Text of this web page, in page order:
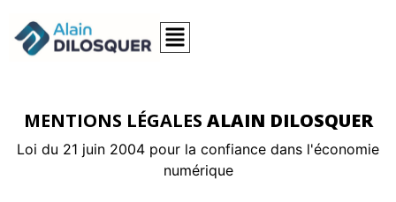
MENTIONS LÉGALES ALAIN DILOSQUER
Loi du 21 juin 2004 pour la confiance dans l'économie
numérique